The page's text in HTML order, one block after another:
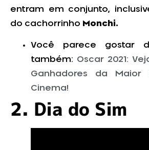
entram em conjunto,
do cachorrinho Monchi.
Você parece gostar
também: Oscar 2021:
Ganhadores da Maior
Cinema!
2. Dia do Sim